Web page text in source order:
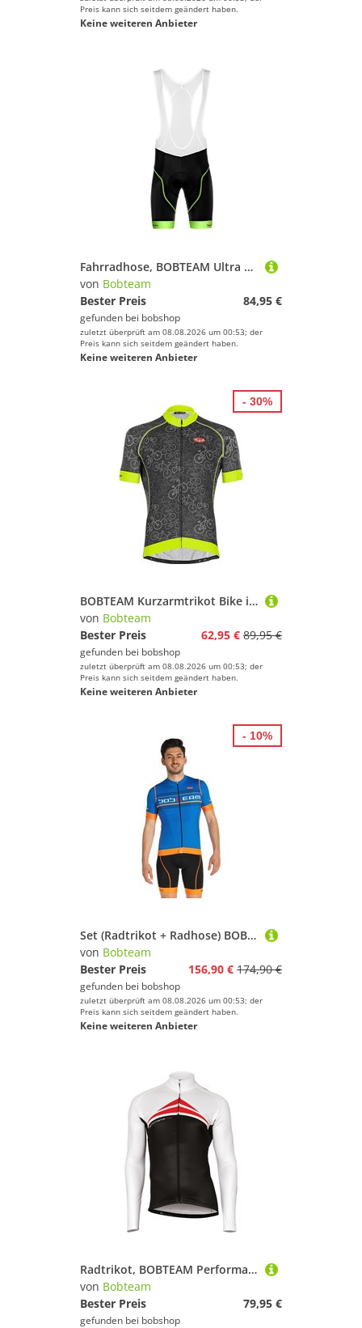
Preis kann sich seitdem geändert haben.
Keine weiteren Anbieter
Fahrradhose, BOBTEAM Ultra Gel kurze Trägerhose, für Herren, Größe XL,
von Bobteam
Bester Preis
84,95 €
gefunden bei bobshop
zuletzt überprüft am 08.08.2026 um 00:53; der
Preis kann sich seitdem geändert haben.
Keine weiteren Anbieter
BOBTEAM Kurzarmtrikot Bike it, für Herren
von Bobteam
Bester Preis
62,95 € 89,95 €
gefunden bei bobshop
zuletzt überprüft am 08.08.2026 um 00:53; der
Preis kann sich seitdem geändert haben.
Keine weiteren Anbieter
- 30%
Set (Radtrikot + Radhose) BOBTEAM Scatto, für Herren
von Bobteam
Bester Preis
156,90 € 174,90 €
gefunden bei bobshop
zuletzt überprüft am 08.08.2026 um 00:53; der
Preis kann sich seitdem geändert haben.
Keine weiteren Anbieter
- 10%
Radtrikot, BOBTEAM Performance Line Langarmtrikot, für Herren, Größe L,
von Bobteam
Bester Preis
79,95 €
gefunden bei bobshop